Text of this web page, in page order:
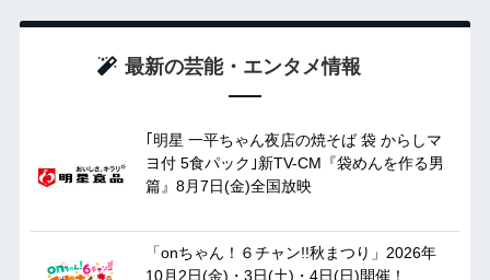
最新の芸能・エンタメ情報
｢明星 一平ちゃん夜店の焼そば 袋 からしマ
ヨ付 5食パック｣新TV-CM『袋めんを作る男
篇』8月7日(金)全国放映
「onちゃん！６チャン!!秋まつり」2026年
10月2日(金)・3日(土)・4日(日)開催！